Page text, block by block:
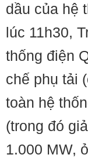
dầu của hệ
lúc 11h30,
thống điện
chế phụ tải
toàn hệ
(trong đó
1.000 MW,